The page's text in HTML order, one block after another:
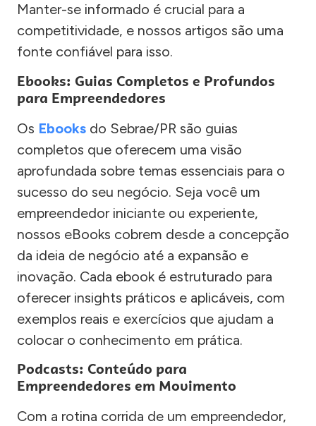
Manter-se informado é crucial para a
competitividade, e nossos artigos são uma
fonte confiável para isso.
Ebooks: Guias Completos e Profundos
para Empreendedores
Os Ebooks do Sebrae/PR são guias
completos que oferecem uma visão
aprofundada sobre temas essenciais para o
sucesso do seu negócio. Seja você um
empreendedor iniciante ou experiente,
nossos eBooks cobrem desde a concepção
da ideia de negócio até a expansão e
inovação. Cada ebook é estruturado para
oferecer insights práticos e aplicáveis, com
exemplos reais e exercícios que ajudam a
colocar o conhecimento em prática.
Podcasts: Conteúdo para
Empreendedores em Movimento
Com a rotina corrida de um empreendedor,